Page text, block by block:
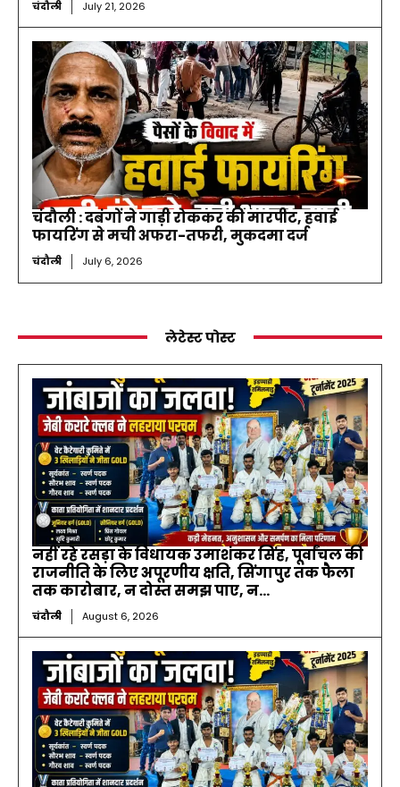
चंदौली July 21, 2026
चंदौली : दबंगों ने गाड़ी रोककर की मारपीट, हवाई
फायरिंग से मची अफरा-तफरी, मुकदमा दर्ज
चंदौली July 6, 2026
लेटेस्ट पोस्ट
नहीं रहे रसड़ा के विधायक उमाशंकर सिंह, पूर्वांचल की
राजनीति के लिए अपूरणीय क्षति, सिंगापुर तक फैला
तक कारोबार, न दोस्त समझ पाए, न...
चंदौली August 6, 2026